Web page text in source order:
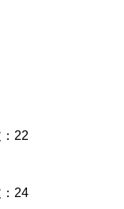
22
24